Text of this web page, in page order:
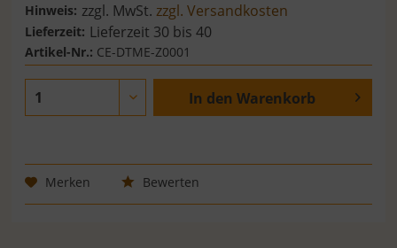
Hinweis: zzgl. MwSt.zzgl. Versandkosten
Lieferzeit: Lieferzeit 30 bis 40
Artikel-Nr.: CE-DTME-Z0001
In den Warenkorb
Merken Bewerten